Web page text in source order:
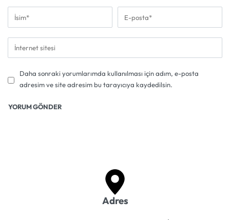
Daha sonraki yorumlarımda kullanılması için adım, e-posta
adresim ve site adresim bu tarayıcıya kaydedilsin.
Adres